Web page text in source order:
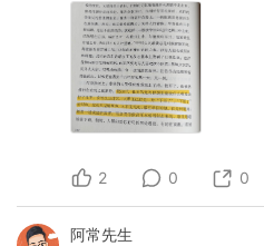
2 0 0
阿常先生